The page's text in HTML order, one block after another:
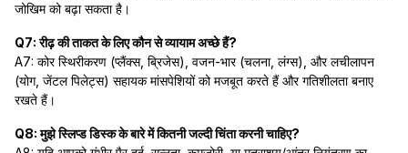
जोखिम को बढ़ा सकता है।
Q7: रीढ़ की ताकत के लिए कौन से व्यायाम अच्छे हैं?
A7: कोर स्थिरीकरण (प्लैंक्स, ब्रिजेस), वजन-भार (चलना, लंग्स), और लचीलापन
(योग, जेंटल पिलेट्स) सहायक मांसपेशियों को मजबूत करते हैं और गतिशीलता बनाए
रखते हैं।
Q8: मुझे स्लिप्ड डिस्क के बारे में कितनी जल्दी चिंता करनी चाहिए?